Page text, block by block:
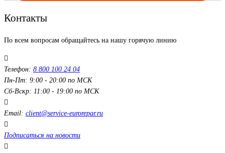
Контакты
По всем вопросам обращайтесь на нашу горячую линию
Телефон: 8 800 100 24 04
Пн-Пт: 9:00 - 20:00 по МСК
Сб-Вскр: 11:00 - 19:00 по МСК
Email: client@service-eurorepar.ru
Подписаться на новости